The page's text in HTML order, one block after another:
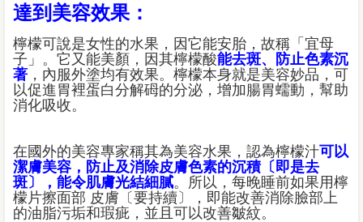
達到美容效果：
檸檬可說是女性的水果，因它能安胎，故稱「宜母
子」。它又能美顏，因其檸檬酸能去斑、防止色素沉
著 ，內服外塗均有效果。檸檬本身就是美容妙品，可
以促進胃裡蛋白分解砪的分泌，增加腸胃蠕動，幫助
消化吸收。
在國外的美容專家稱其為美容水果，認為檸檬汁可以
潔膚美容，防止及消除皮膚色素的沉積〔即是去
斑〕，能令肌膚光結細膩。所以，每晚睡前如果用檸
檬片擦面部 皮膚〔要持續〕，即能改善消除臉部上
的油脂污垢和瑕疵，並且可以改善皺紋。